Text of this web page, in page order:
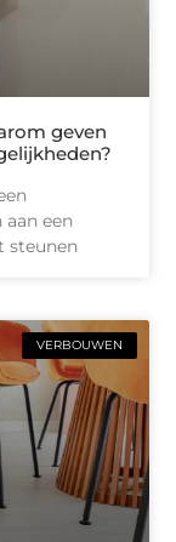
geven
een
steunen
VERBOUWEN